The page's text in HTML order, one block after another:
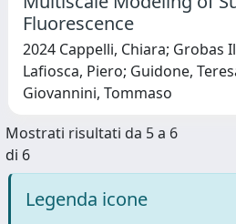
Fluorescence
2024 Cappelli, Chiara; Grobas
Lafiosca, Piero; Guidone,
Giovannini, Tommaso
Mostrati risultati da 5 a 6
di 6
Legenda icone